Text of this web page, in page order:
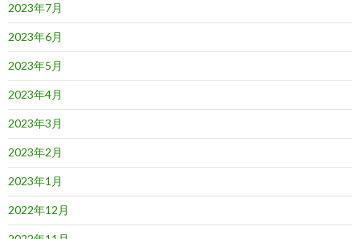
2023年7月
2023年6月
2023年5月
2023年4月
2023年3月
2023年2月
2023年1月
2022年12月